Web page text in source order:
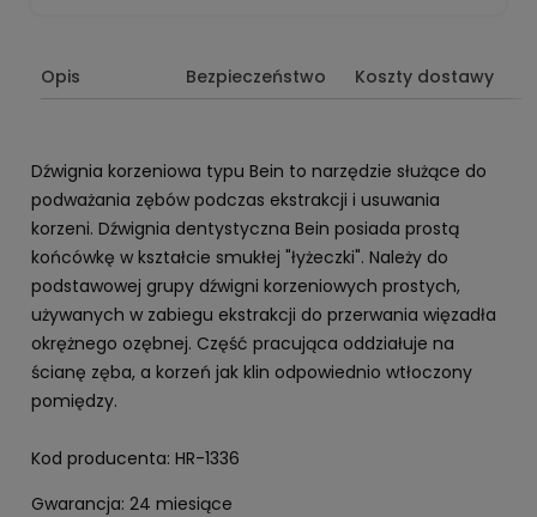
Opis Bezpieczeństwo Koszty dostawy
Dźwignia korzeniowa typu Bein to narzędzie służące do
podważania zębów podczas ekstrakcji i usuwania
korzeni. Dźwignia dentystyczna Bein posiada prostą
końcówkę w kształcie smukłej "łyżeczki". Należy do
podstawowej grupy dźwigni korzeniowych prostych,
używanych w zabiegu ekstrakcji do przerwania więzadła
okrężnego ozębnej. Część pracująca oddziałuje na
ścianę zęba, a korzeń jak klin odpowiednio wtłoczony
pomiędzy.
Kod producenta: HR-1336
Gwarancja: 24 miesiące